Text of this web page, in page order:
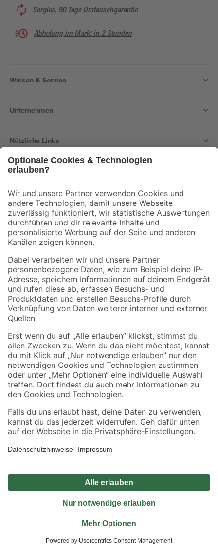
Sorglos, 90 Tage Umtauschgarantie
Abholung im Markt in 2 Stunden
Wissen & Service
Unternehmen
Nützliche Links
Der toom Newsletter: Keine Angebote und Aktionen mehr verpassen!
Zur Newsletter Anmeldung
Folge uns
Zahlungsarten Versandarten
Sicher einkaufen
Jetzt die toom-App herunterladen
Alle Preisangaben in EUR inkl. gesetzl. MwSt.. Die dargestellten Angebote sind unter
Umständen nicht in allen Märkten verfügbar. Die angegebenen Verfügbarkeiten beziehen
Produkte nur solange der Vorrat reicht.
*Paketversand ab 59 € versandkostenfrei, gilt nicht für Artikel mit Speditionsversand, hier
Privatsphäre Impressum
Nutzungsbedingungen
Widerrufsrecht
Vertrag widerrufen
© 2026 toom Baumarkt GmbH